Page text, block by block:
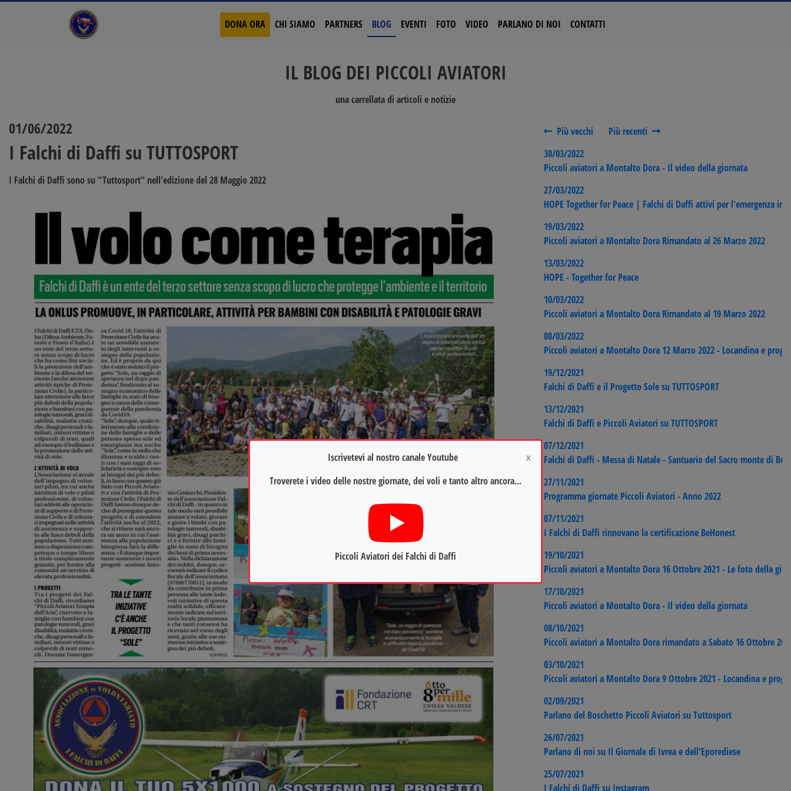
DONA ORA CHI SIAMO PARTNERS BLOG EVENTI FOTO VIDEO PARLANO DI NOI CONTATTI
IL BLOG DEI PICCOLI AVIATORI
una carrellata di articoli e notizie
Più vecchi
Più recenti
30/03/2022
Piccoli aviatori a Montalto Dora - Il video della giornata
27/03/2022
HOPE Together for Peace | Falchi di Daffi attivi per l'emergenza in
19/03/2022
Piccoli aviatori a Montalto Dora Rimandato al 26 Marzo 2022
13/03/2022
HOPE - Together for Peace
10/03/2022
Piccoli aviatori a Montalto Dora Rimandato al 19 Marzo 2022
08/03/2022
Piccoli aviatori a Montalto Dora 12 Marzo 2022 - Locandina e
19/12/2021
Falchi di Daffi e il Progetto Sole su TUTTOSPORT
13/12/2021
Falchi di Daffi e Piccoli Aviatori su TUTTOSPORT
07/12/2021
Falchi di Daffi - Messa di Natale - Santuario del Sacro monte di
27/11/2021
Programma giornate Piccoli Aviatori - Anno 2022
07/11/2021
I Falchi di Daffi rinnovano la certificazione BeHonest
19/10/2021
Piccoli aviatori a Montalto Dora 16 Ottobre 2021 - Le foto della
17/10/2021
Piccoli aviatori a Montalto Dora - Il video della giornata
08/10/2021
Piccoli aviatori a Montalto Dora rimandato a Sabato 16 Ottobre
03/10/2021
Piccoli aviatori a Montalto Dora 9 Ottobre 2021 - Locandina e
02/09/2021
Parlano del Boschetto Piccoli Aviatori su Tuttosport
26/07/2021
Parlano di noi su Il Giornale di Ivrea e dell'Eporediese
25/07/2021
I Falchi di Daffi su Instagram
01/06/2022
I Falchi di Daffi su TUTTOSPORT
I Falchi di Daffi sono su "Tuttosport" nell'edizione del 28 Maggio 2022
×
Iscrivetevi al nostro canale Youtube
Troverete i video delle nostre giornate, dei voli e tanto altro ancora...
Piccoli Aviatori dei Falchi di Daffi